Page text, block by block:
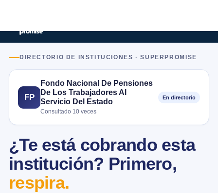
DIRECTORIO DE INSTITUCIONES · SUPERPROMISE
FP
Fondo Nacional De Pensiones
De Los Trabajadores Al
Servicio Del Estado
Consultado 10 veces
En directorio
¿Te está cobrando esta
institución? Primero,
respira.